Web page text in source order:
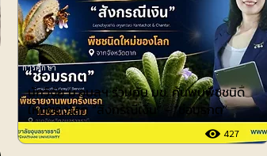
การศึกษา
นักวิจัย ม.อุบลฯ ร่วมกับ มข. ค้นพบพืชชนิด
ใหม่ของโลก “สังกรณีเงิน” - “ช่อมรกต”
427